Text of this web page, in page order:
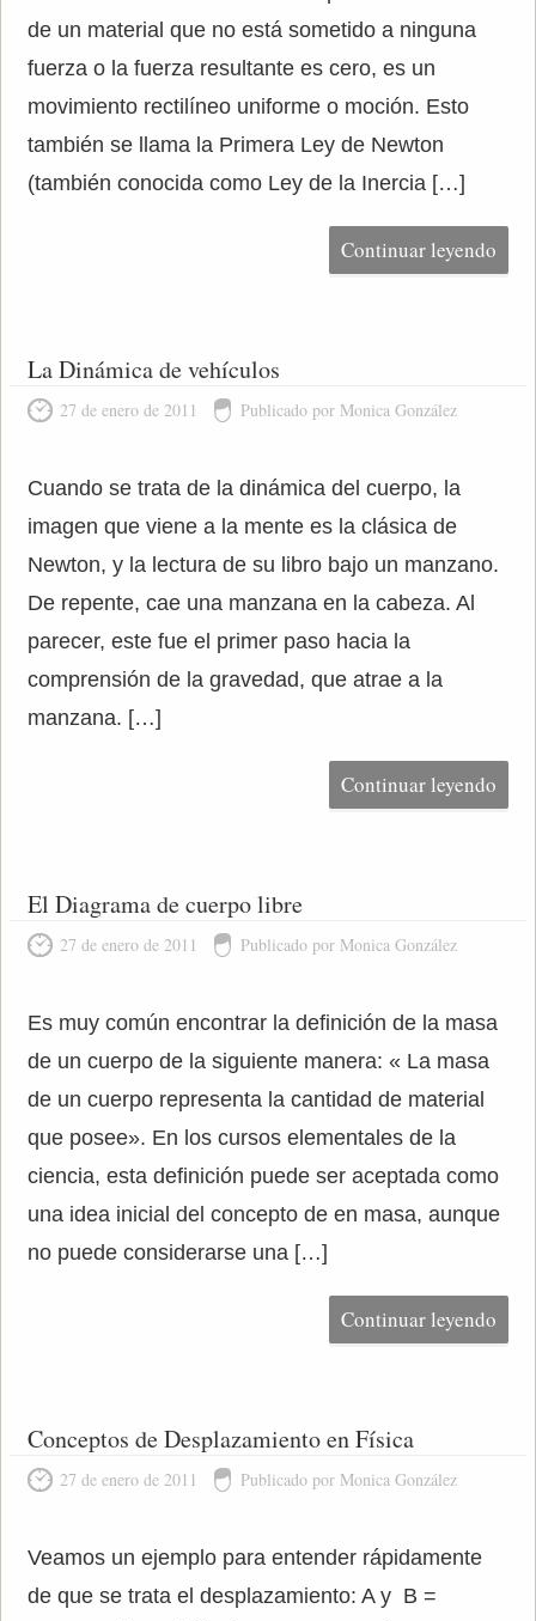
de un material que no está sometido a ninguna
fuerza o la fuerza resultante es cero, es un
movimiento rectilíneo uniforme o moción. Esto
también se llama la Primera Ley de Newton
(también conocida como Ley de la Inercia […]
Continuar leyendo
La Dinámica de vehículos
27 de enero de 2011 Publicado por Monica González
Cuando se trata de la dinámica del cuerpo, la
imagen que viene a la mente es la clásica de
Newton, y la lectura de su libro bajo un manzano.
De repente, cae una manzana en la cabeza. Al
parecer, este fue el primer paso hacia la
comprensión de la gravedad, que atrae a la
manzana. […]
Continuar leyendo
El Diagrama de cuerpo libre
27 de enero de 2011 Publicado por Monica González
Es muy común encontrar la definición de la masa
de un cuerpo de la siguiente manera: « La masa
de un cuerpo representa la cantidad de material
que posee». En los cursos elementales de la
ciencia, esta definición puede ser aceptada como
una idea inicial del concepto de en masa, aunque
no puede considerarse una […]
Continuar leyendo
Conceptos de Desplazamiento en Física
27 de enero de 2011 Publicado por Monica González
Veamos un ejemplo para entender rápidamente
de que se trata el desplazamiento: A y B =